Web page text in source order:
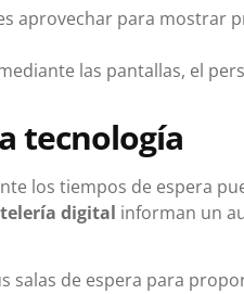
aprovechar para mostrar
las pantallas, el
tecnología
los tiempos de espera
digital informan un
salas de espera para